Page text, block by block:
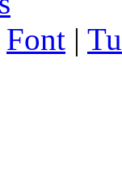
Font |